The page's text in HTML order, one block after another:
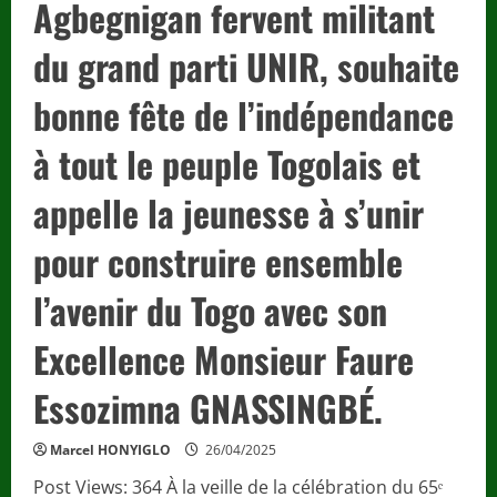
Agbegnigan fervent militant
du grand parti UNIR, souhaite
bonne fête de l’indépendance
à tout le peuple Togolais et
appelle la jeunesse à s’unir
pour construire ensemble
l’avenir du Togo avec son
Excellence Monsieur Faure
Essozimna GNASSINGBÉ.
Marcel HONYIGLO 26/04/2025
Post Views: 364 À la veille de la célébration du 65ᵉ